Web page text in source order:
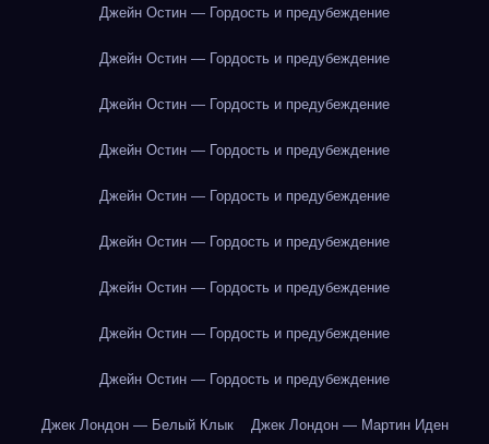
Джейн Остин — Гордость и предубеждение
Джейн Остин — Гордость и предубеждение
Джейн Остин — Гордость и предубеждение
Джейн Остин — Гордость и предубеждение
Джейн Остин — Гордость и предубеждение
Джейн Остин — Гордость и предубеждение
Джейн Остин — Гордость и предубеждение
Джейн Остин — Гордость и предубеждение
Джейн Остин — Гордость и предубеждение
Джек Лондон — Белый Клык Джек Лондон — Мартин Иден